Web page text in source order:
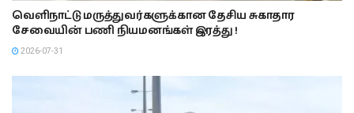
வெளிநாட்டு மருத்துவர்களுக்கான தேசிய சுகாதார
சேவையின் பணி நியமனங்கள் இரத்து !
2026-07-31